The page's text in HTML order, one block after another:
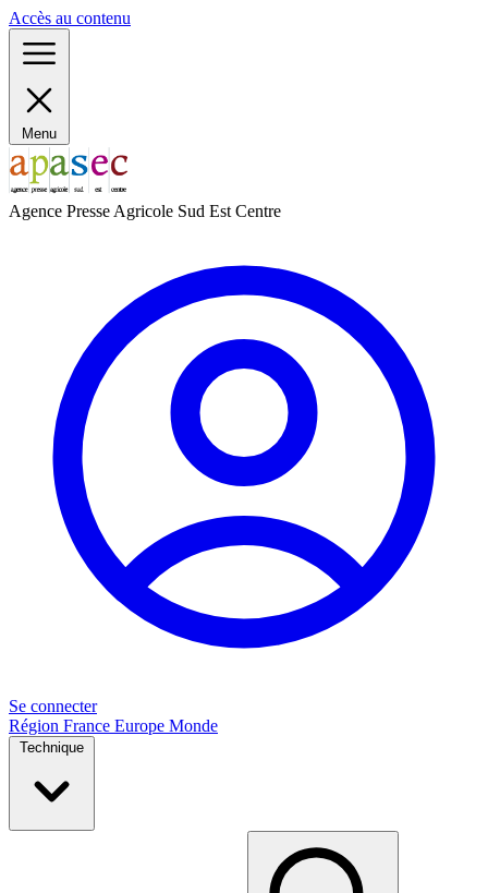
Accès au contenu
Menu
Agence Presse Agricole Sud Est Centre
Se connecter
Région France Europe Monde
Technique
Panneau de gestion des cookies